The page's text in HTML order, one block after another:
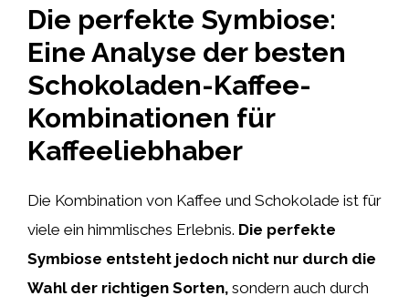
Die perfekte Symbiose:
Eine Analyse der besten
Schokoladen-Kaffee-
Kombinationen für
Kaffeeliebhaber
Die Kombination von Kaffee und Schokolade ist für
viele ein himmlisches Erlebnis. Die perfekte
Symbiose entsteht jedoch nicht nur durch die
Wahl der richtigen Sorten, sondern auch durch